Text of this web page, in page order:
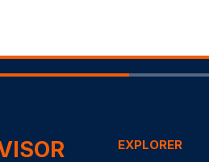
EXPLORER